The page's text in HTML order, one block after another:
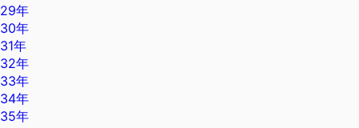
29年
30年
31年
32年
33年
34年
35年